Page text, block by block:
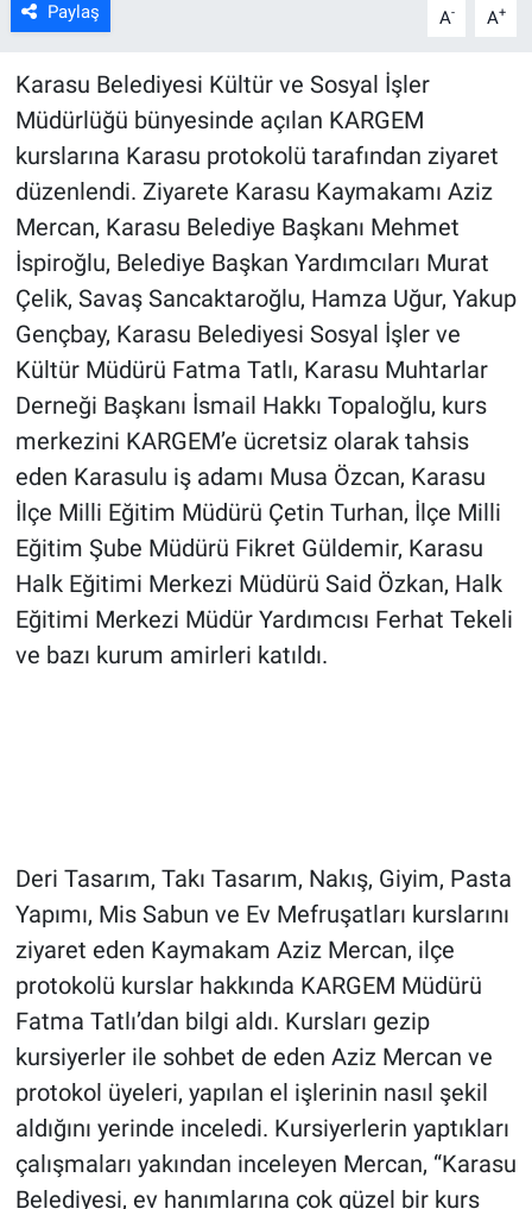
Paylaş A- A+
Karasu Belediyesi Kültür ve Sosyal İşler
Müdürlüğü bünyesinde açılan KARGEM
kurslarına Karasu protokolü tarafından ziyaret
düzenlendi. Ziyarete Karasu Kaymakamı Aziz
Mercan, Karasu Belediye Başkanı Mehmet
İspiroğlu, Belediye Başkan Yardımcıları Murat
Çelik, Savaş Sancaktaroğlu, Hamza Uğur, Yakup
Gençbay, Karasu Belediyesi Sosyal İşler ve
Kültür Müdürü Fatma Tatlı, Karasu Muhtarlar
Derneği Başkanı İsmail Hakkı Topaloğlu, kurs
merkezini KARGEM’e ücretsiz olarak tahsis
eden Karasulu iş adamı Musa Özcan, Karasu
İlçe Milli Eğitim Müdürü Çetin Turhan, İlçe Milli
Eğitim Şube Müdürü Fikret Güldemir, Karasu
Halk Eğitimi Merkezi Müdürü Said Özkan, Halk
Eğitimi Merkezi Müdür Yardımcısı Ferhat Tekeli
ve bazı kurum amirleri katıldı.
Deri Tasarım, Takı Tasarım, Nakış, Giyim, Pasta
Yapımı, Mis Sabun ve Ev Mefruşatları kurslarını
ziyaret eden Kaymakam Aziz Mercan, ilçe
protokolü kurslar hakkında KARGEM Müdürü
Fatma Tatlı’dan bilgi aldı. Kursları gezip
kursiyerler ile sohbet de eden Aziz Mercan ve
protokol üyeleri, yapılan el işlerinin nasıl şekil
aldığını yerinde inceledi. Kursiyerlerin yaptıkları
çalışmaları yakından inceleyen Mercan, “Karasu
Belediyesi, ev hanımlarına çok güzel bir kurs